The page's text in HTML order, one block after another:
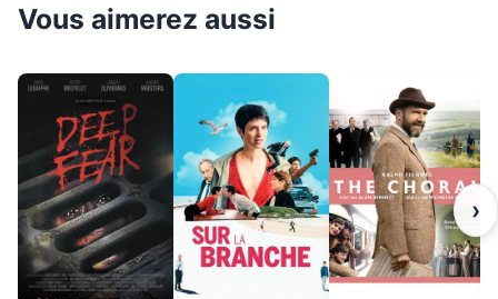
Vous aimerez aussi
›